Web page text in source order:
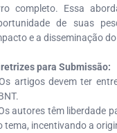
completo. Essa
de suas
e a disseminação
para Submissão:
artigos devem ter
autores têm liberdade
tema, incentivando a